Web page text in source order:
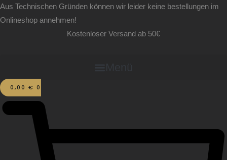
Zum
Aus Technischen Gründen können wir leider keine bestellungen im
Onlineshop annehmen!
Kostenloser Versand ab 50€
0,00 € 0
Bremer
Schnoor